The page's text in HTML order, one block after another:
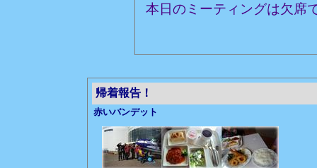
本日のミーティングは欠席
帰着報告！
赤いバンデット